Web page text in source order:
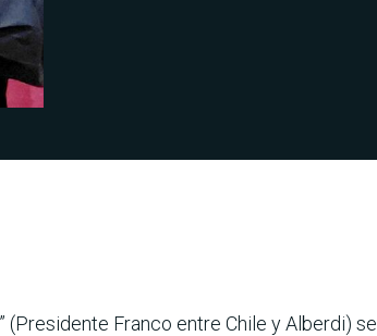
(Presidente Franco entre Chile y Alberdi) se